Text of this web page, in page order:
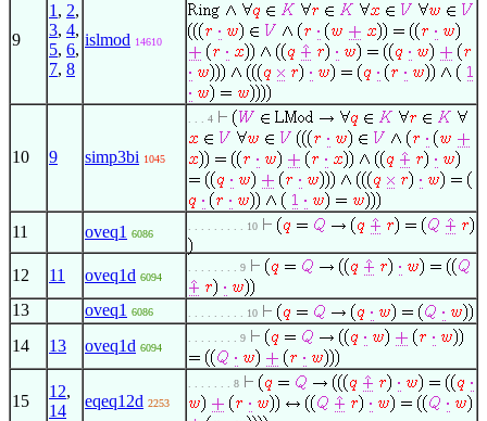
9
1 , 2,
3, 4,
5, 6,
7, 8
islmod 14610
10 9 simp3bi 1045
. . . 4
11 oveq1 6086
. . . . . . . . . 10
12 11 oveq1d 6094
. . . . . . . . 9
13 oveq1 6086 . . . . . . . . . 10
14 13 oveq1d 6094
. . . . . . . . 9
15
12,
14
eqeq12d 2253
. . . . . . . 8